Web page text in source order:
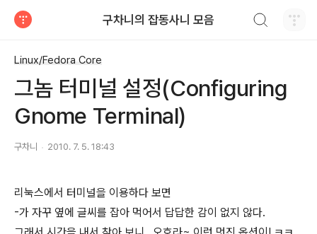
구차니의 잡동사니 모음
Linux/Fedora Core
그놈 터미널 설정(Configuring
Gnome Terminal)
구차니 2010. 7. 5. 18:43
리눅스에서 터미널을 이용하다 보면
-가 자꾸 옆에 글씨를 잡아 먹어서 답답한 감이 없지 않다.